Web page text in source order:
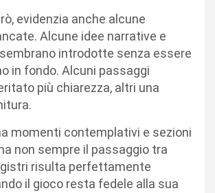
evidenzia anche alcune
Alcune idee narrative e
introdotte senza essere
in fondo. Alcuni passaggi
più chiarezza, altri una
momenti contemplativi e sezioni
non sempre il passaggio tra
risulta perfettamente
il gioco resta fedele alla sua